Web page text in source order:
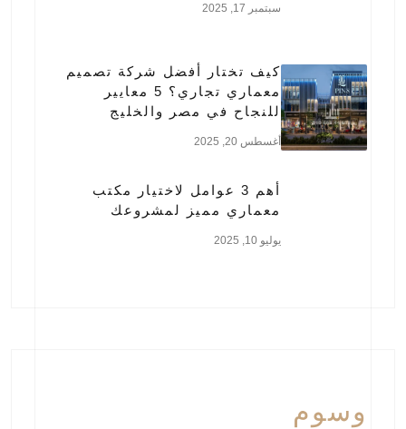
سبتمبر 17, 2025
كيف تختار أفضل شركة تصميم
معماري تجاري؟ 5 معايير
للنجاح في مصر والخليج
أغسطس 20, 2025
أهم 3 عوامل لاختيار مكتب
معماري مميز لمشروعك
يوليو 10, 2025
وسوم